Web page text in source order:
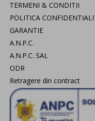
TERMENI & CONDITII
POLITICA
GARANTIE
A.N.P.C.
A.N.P.C. SAL
ODR
Retragere din contract